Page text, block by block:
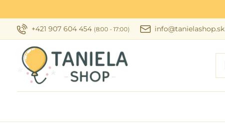
+421 907 604 454 (8:00 - 17:00) info@tanielashop.sk